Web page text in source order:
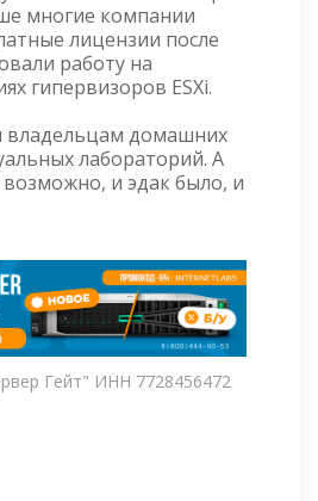
многие компании
лицензии после
работу на
гипервизоров ESXi.
владельцам домашних
лабораторий. А
возможно, и эдак было, и
Гейт" ИНН 7728456472